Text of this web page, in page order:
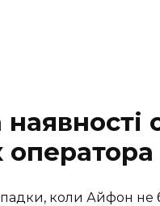
оператора
коли Айфон не